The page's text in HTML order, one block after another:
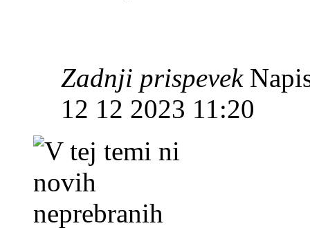
Zadnji prispevek
12 12 2023 11:20